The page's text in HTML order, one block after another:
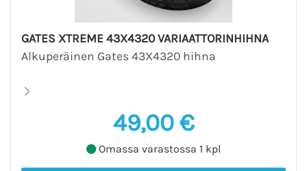
GATES XTREME 43X4320 VARIAATTORINHIHNA
Alkuperäinen Gates 43X4320 hihna
49,00 €
Omassa varastossa 1 kpl